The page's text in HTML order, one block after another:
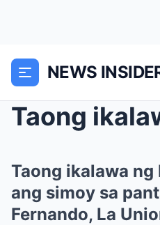
NEWS
Taong ikalawa ng
ang simoy sa
Fernando, La